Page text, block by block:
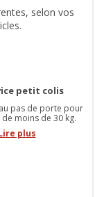
selon vos
petit colis
pas de porte pour
de moins de 30 kg.
plus